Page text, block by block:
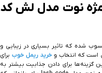
مژه نوت مدل لش کد
شده که تاثیر بسیاری در زیبایی و
است که انتخاب و خرید ریمل خوب برای
گزینه‌ها برای دادن جذابیت بیشتر به